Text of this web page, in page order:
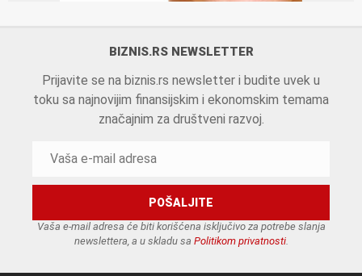
BIZNIS.RS NEWSLETTER
Prijavite se na biznis.rs newsletter i budite uvek u
toku sa najnovijim finansijskim i ekonomskim temama
značajnim za društveni razvoj.
Vaša e-mail adresa će biti korišćena isključivo za potrebe slanja
newslettera, a u skladu sa Politikom privatnosti.